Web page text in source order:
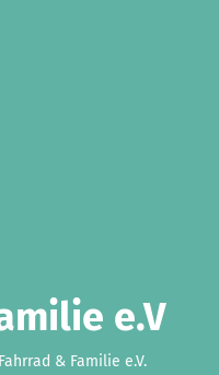
e.V
& Familie e.V.